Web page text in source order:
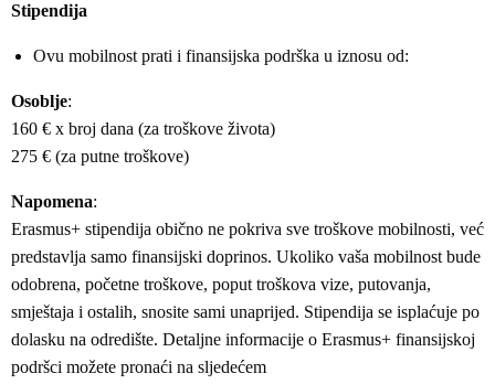
Stipendija
Ovu mobilnost prati i finansijska podrška u iznosu od:
Osoblje:
160 € x broj dana (za troškove života)
275 € (za putne troškove)
Napomena:
Erasmus+ stipendija obično ne pokriva sve troškove mobilnosti, već
predstavlja samo finansijski doprinos. Ukoliko vaša mobilnost bude
odobrena, početne troškove, poput troškova vize, putovanja,
smještaja i ostalih, snosite sami unaprijed. Stipendija se isplaćuje po
dolasku na odredište. Detaljne informacije o Erasmus+ finansijskoj
podršci možete pronaći na sljedećem